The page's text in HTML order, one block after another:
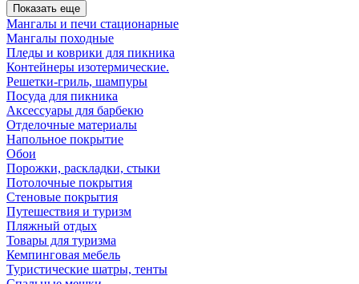
Показать еще
Мангалы и печи стационарные
Мангалы походные
Пледы и коврики для пикника
Контейнеры изотермические.
Решетки-гриль, шампуры
Посуда для пикника
Аксессуары для барбекю
Отделочные материалы
Напольное покрытие
Обои
Порожки, раскладки, стыки
Потолочные покрытия
Стеновые покрытия
Путешествия и туризм
Пляжный отдых
Товары для туризма
Кемпинговая мебель
Туристические шатры, тенты